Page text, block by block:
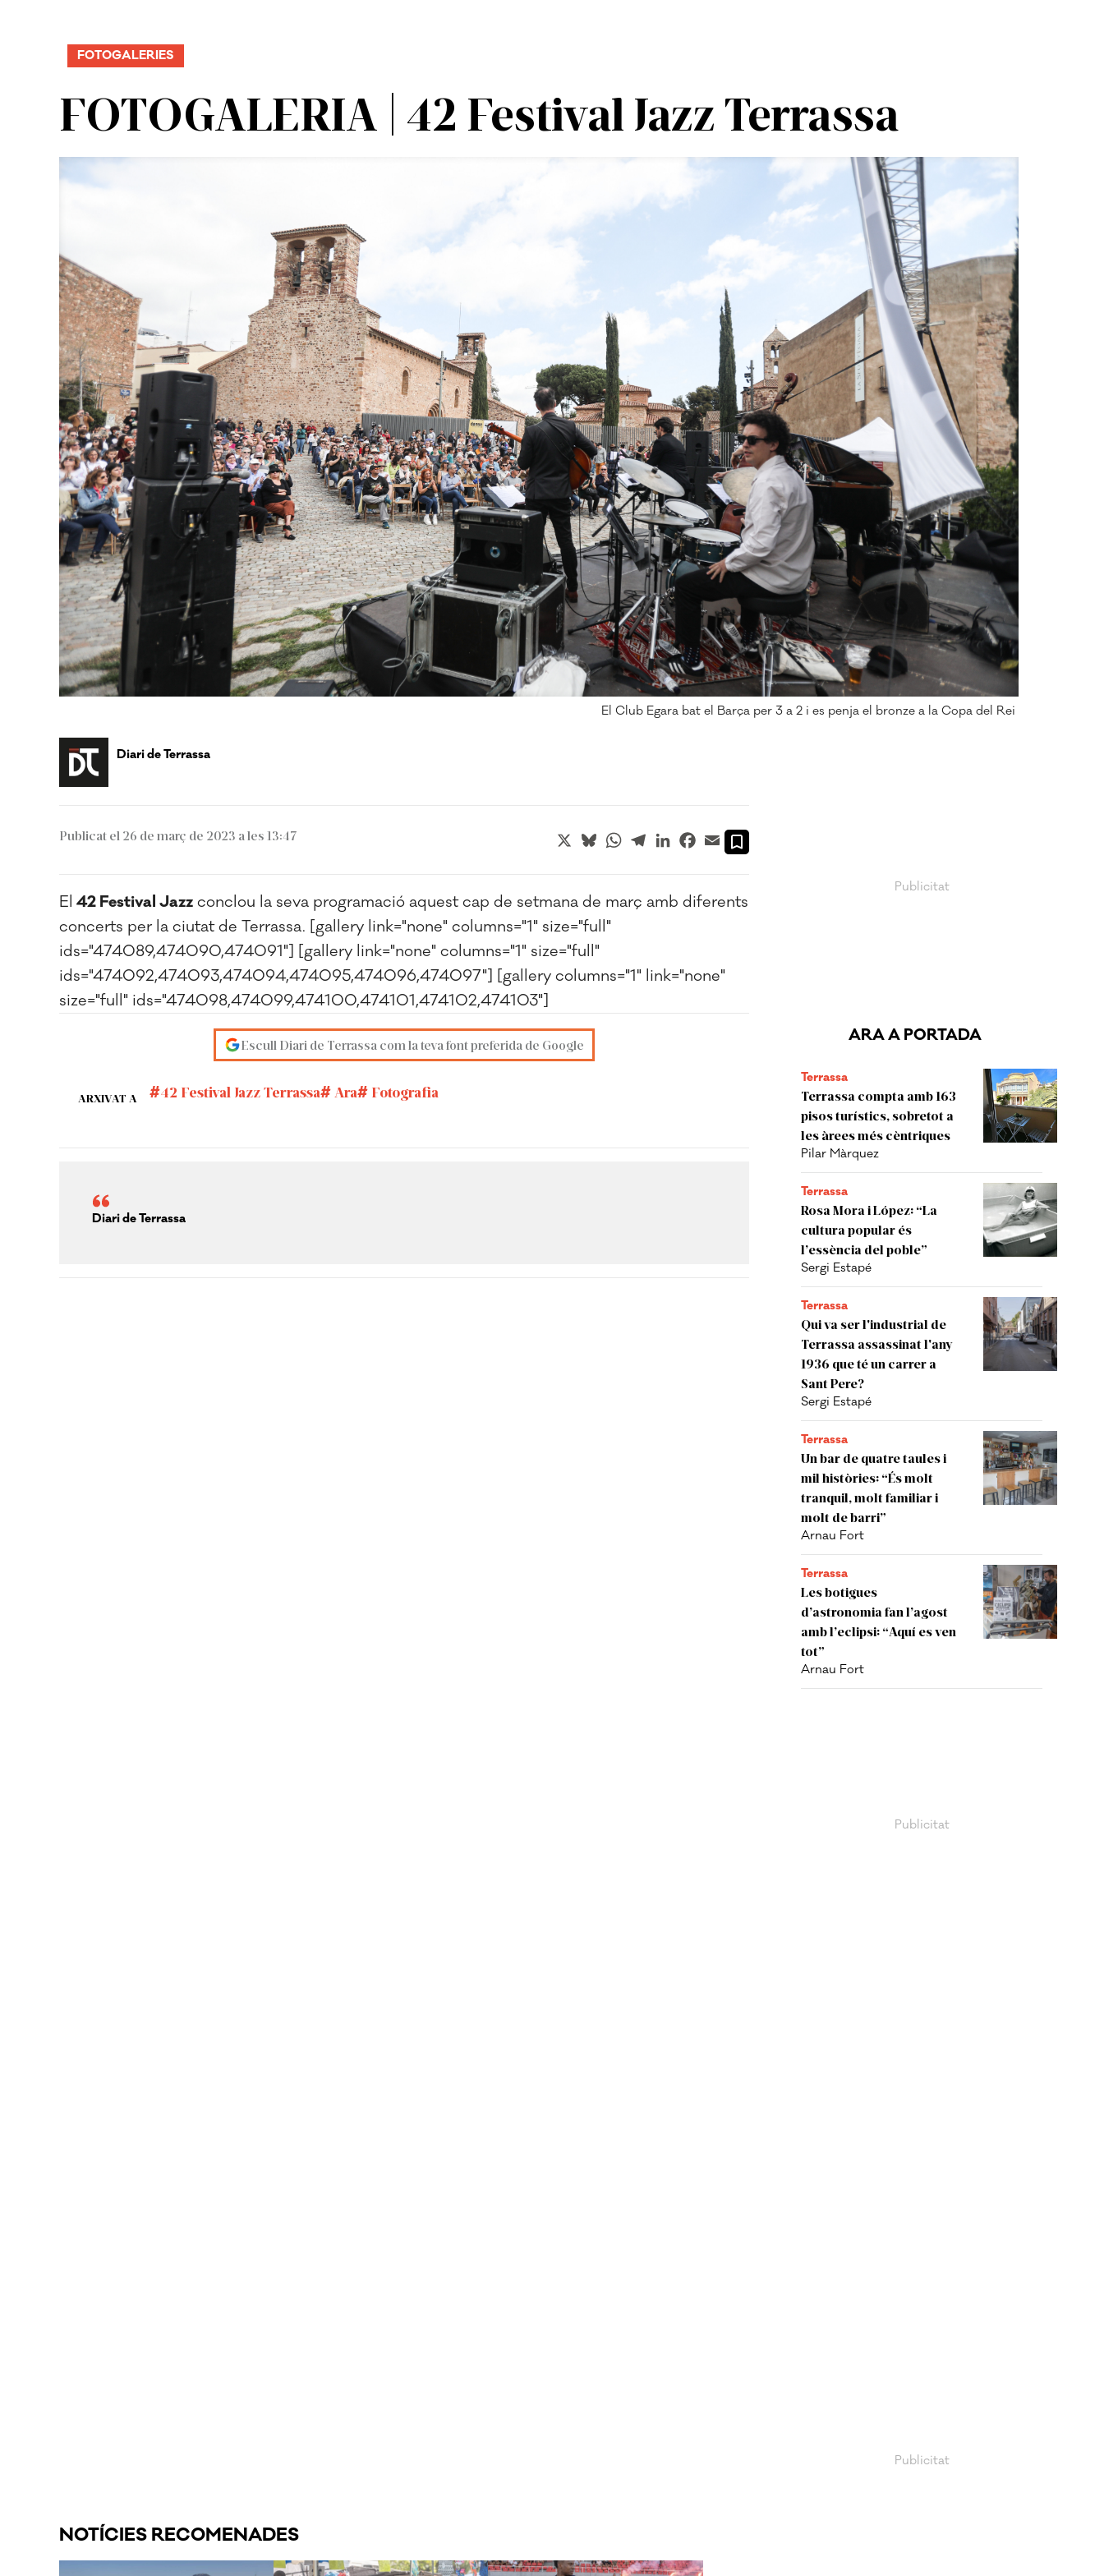
FOTOGALERIA | 42 Festival Jazz Terrassa
FOTOGALERIES
El Club Egara bat el Barça per 3 a 2 i es penja el bronze a la Copa del Rei
ARA A PORTADA
Terrassa
Terrassa compta amb 163
pisos turístics, sobretot a
les àrees més cèntriques
Pilar Màrquez
Terrassa
Rosa Mora i López: “La
cultura popular és
l’essència del poble”
Sergi Estapé
Terrassa
Qui va ser l'industrial de
Terrassa assassinat l'any
1936 que té un carrer a
Sant Pere?
Sergi Estapé
Terrassa
Un bar de quatre taules i
mil històries: “És molt
tranquil, molt familiar i
molt de barri”
Arnau Fort
Terrassa
Les botigues
d’astronomia fan l’agost
amb l’eclipsi: “Aquí es ven
tot”
Arnau Fort
Diari de Terrassa
Publicat el 26 de març de 2023 a les 13:47 X BlueskyWhatsApp
TelegramLinkedInFacebook
Email
El 42 Festival Jazz conclou la seva programació aquest cap de setmana de març amb diferents
concerts per la ciutat de Terrassa. [gallery link="none" columns="1" size="full"
ids="474089,474090,474091"] [gallery link="none" columns="1" size="full"
ids="474092,474093,474094,474095,474096,474097"] [gallery columns="1" link="none"
size="full" ids="474098,474099,474100,474101,474102,474103"]
Escull Diari de Terrassa com la teva font preferida de Google
ARXIVAT A 42 Festival Jazz Terrassa Ara Fotografia
Diari de Terrassa
NOTÍCIES RECOMENADES